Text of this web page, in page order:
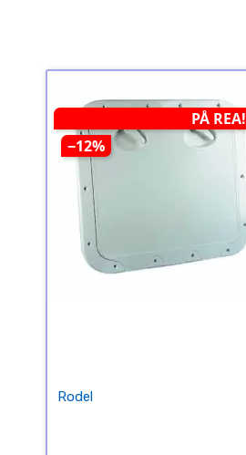
PÅ REA!
−12%
Rodel